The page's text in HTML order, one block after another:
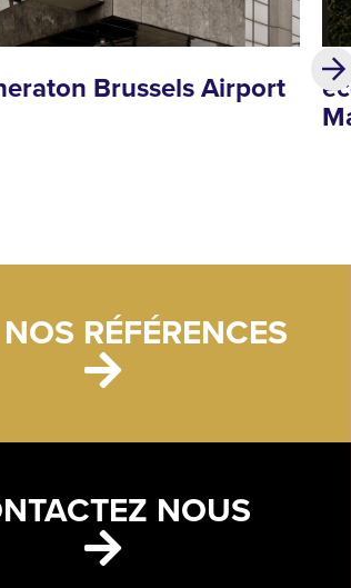
Brussels Airport
RÉFÉRENCES
NOUS